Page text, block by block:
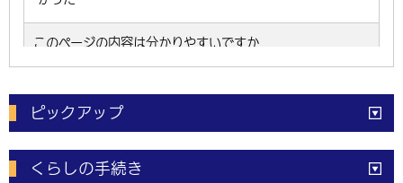
ピックアップ
電子申請 窓口の混雑状況
くらしの手続き